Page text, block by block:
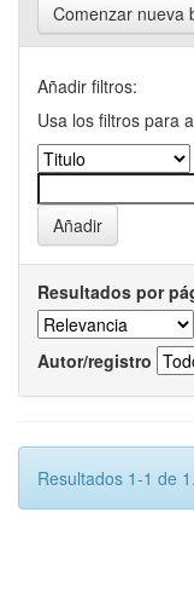
Comenzar nueva
Añadir filtros:
Usa los filtros para
Resultados por
Autor/registro
Resultados 1-1 de 1.